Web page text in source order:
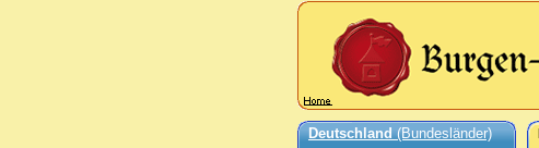
Deutschland(Bundesländer)